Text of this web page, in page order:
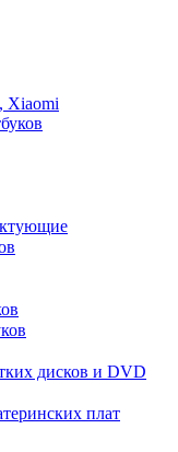
Xiaomi
дисков и DVD
плат